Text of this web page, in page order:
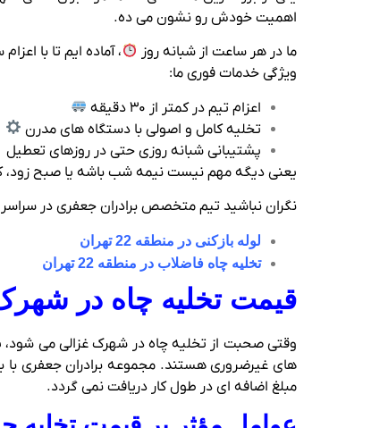
اهمیت خودش رو نشون می‌ ده.
ما در هر ساعت از شبانه‌ روز
، آماده‌ ایم تا با
ویژگی خدمات فوری ما:
اعزام تیم در کمتر از ۳۰ دقیقه
تخلیه کامل و اصولی با دستگاه‌ های مدرن
پشتیبانی شبانه‌ روزی حتی در روزهای تعطیل
یعنی دیگه مهم نیست نیمه‌ شب باشه یا صبح زود،
نگران نباشید تیم متخصص برادران جعفری در سراسر تهران خدمات ارائه می کند، منطقه 22
لوله بازکنی در منطقه 22 تهران
تخلیه چاه فاضلاب در منطقه 22 تهران
قیمت تخلیه چاه در
وقتی صحبت از تخلیه چاه در شهرک غزالی می‌ شود،
مبلغ اضافه‌ ای در طول کار دریافت نمی‌ گردد.